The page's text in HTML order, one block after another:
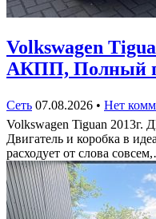
Volkswagen
АКПП, Полный
Сеть 07.08.2026 • Нет
Volkswagen Tiguan
Двигатель и коробка в
расходует от слова